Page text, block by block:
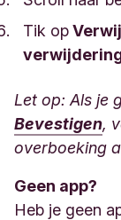
Tik op
Let op: Als je
Bevestigen,
overboeking
Geen app?
Heb je geen